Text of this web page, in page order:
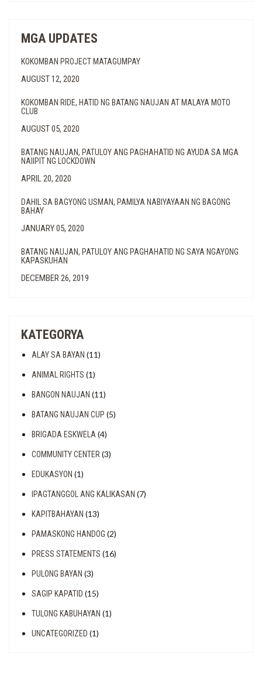
MGA UPDATES
KOKOMBAN PROJECT MATAGUMPAY
AUGUST 12, 2020
KOKOMBAN RIDE, HATID NG BATANG NAUJAN AT MALAYA MOTO
CLUB
AUGUST 05, 2020
BATANG NAUJAN, PATULOY ANG PAGHAHATID NG AYUDA SA MGA
NAIIPIT NG LOCKDOWN
APRIL 20, 2020
DAHIL SA BAGYONG USMAN, PAMILYA NABIYAYAAN NG BAGONG
BAHAY
JANUARY 05, 2020
BATANG NAUJAN, PATULOY ANG PAGHAHATID NG SAYA NGAYONG
KAPASKUHAN
DECEMBER 26, 2019
KATEGORYA
ALAY SA BAYAN (11)
ANIMAL RIGHTS (1)
BANGON NAUJAN (11)
BATANG NAUJAN CUP (5)
BRIGADA ESKWELA (4)
COMMUNITY CENTER (3)
EDUKASYON (1)
IPAGTANGGOL ANG KALIKASAN (7)
KAPITBAHAYAN (13)
PAMASKONG HANDOG (2)
PRESS STATEMENTS (16)
PULONG BAYAN (3)
SAGIP KAPATID (15)
TULONG KABUHAYAN (1)
UNCATEGORIZED (1)